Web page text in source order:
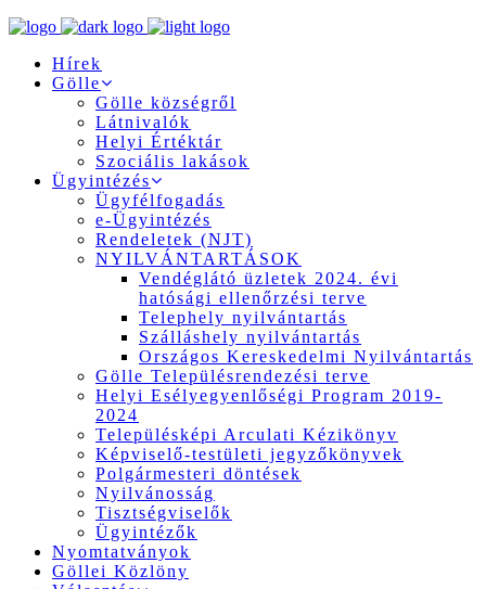
Hírek
Gölle
Gölle községről
Látnivalók
Helyi Értéktár
Szociális lakások
Ügyintézés
Ügyfélfogadás
e-Ügyintézés
Rendeletek (NJT)
NYILVÁNTARTÁSOK
Vendéglátó üzletek 2024. évi
hatósági ellenőrzési terve
Telephely nyilvántartás
Szálláshely nyilvántartás
Országos Kereskedelmi Nyilvántartás
Gölle Településrendezési terve
Helyi Esélyegyenlőségi Program 2019-
2024
Településképi Arculati Kézikönyv
Képviselő-testületi jegyzőkönyvek
Polgármesteri döntések
Nyilvánosság
Tisztségviselők
Ügyintézők
Nyomtatványok
Göllei Közlöny